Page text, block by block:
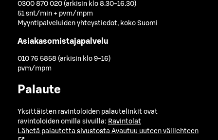
0300 870 020 (arkisin klo 8.30-16.30)
51 snt/min + pvm/mpm
Myyntipalveluiden yhteystiedot, koko Suomi
Asiakasomistajapalvelu
010 76 5858 (arkisin klo 9-16)
pvm/mpm
Palaute
Yksittäisten ravintoloiden palautelinkit ovat
ravintoloiden omilla sivuilla: Ravintolat
Lähetä palautetta sivustosta Avautuu uuteen välilehteen